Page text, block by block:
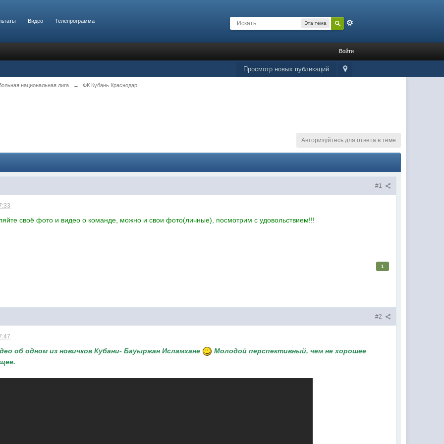
Видео Телепрограмма Эта тема
Войти
Просмотр новых публикаций
национальная лига → ФК Кубань Краснодар
Авторизуйтесь для ответа в теме
#1
своё фото и видео о команде, можно и свои фото(личные), посмотрим с удовольствием!!!
1
#2
об одном из новичков Кубани- Бауыржан Исламхане
Молодой перспективный, чем не хорошее